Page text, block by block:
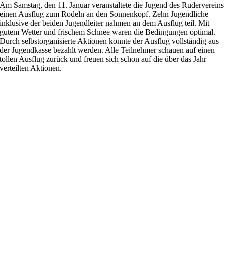
Am Samstag, den 11. Januar veranstaltete die Jugend des Rudervereins
einen Ausflug zum Rodeln an den Sonnenkopf. Zehn Jugendliche
inklusive der beiden Jugendleiter nahmen an dem Ausflug teil. Mit
gutem Wetter und frischem Schnee waren die Bedingungen optimal.
Durch selbstorganisierte Aktionen konnte der Ausflug vollständig aus
der Jugendkasse bezahlt werden. Alle Teilnehmer schauen auf einen
tollen Ausflug zurück und freuen sich schon auf die über das Jahr
verteilten Aktionen.